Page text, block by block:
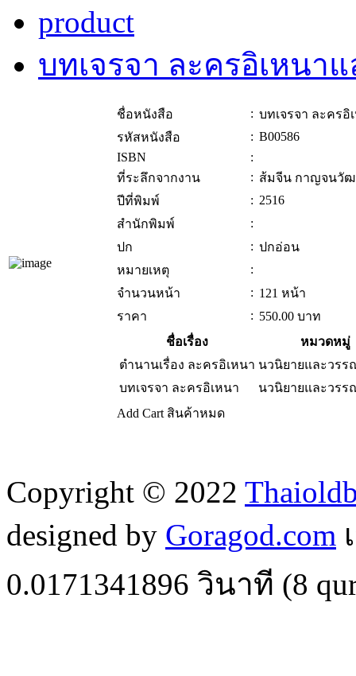
product
บทเจรจา ละครอิเหนา
ชื่อหนังสือ : บทเจรจา ละครอิ
รหัสหนังสือ
: B00586
ISBN
:
ที่ระลึกจากงาน
: ส้มจีน กาญจนวัฒ
ปีที่พิมพ์
: 2516
สำนักพิมพ์
:
ปก
: ปกอ่อน
หมายเหตุ
:
จำนวนหน้า
: 121 หน้า
ราคา
: 550.00 บาท
ชื่อเรื่อง
หมวดหมู่
ตำนานเรื่อง ละครอิเหนา นวนิยายและวรร
บทเจรจา ละครอิเหนา
นวนิยายและวรร
Add Cart สินค้าหมด
Copyright © 2022
designed by Goragod.com
0.0171341896 วินาที (8